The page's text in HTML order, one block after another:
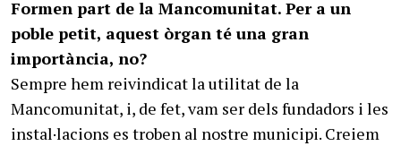
Formen part de la Mancomunitat. Per a un
poble petit, aquest òrgan té una gran
importància, no?
Sempre hem reivindicat la utilitat de la
Mancomunitat, i, de fet, vam ser dels fundadors i les
instal·lacions es troben al nostre municipi. Creiem